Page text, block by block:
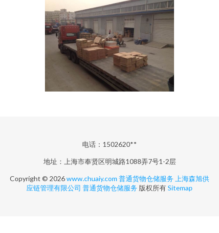
电话：1502620**
地址：上海市奉贤区明城路1088弄7号1-2层
Copyright © 2026www.chuaiy.com 普通货物仓储服务 上海森旭供
应链管理有限公司 普通货物仓储服务 版权所有Sitemap